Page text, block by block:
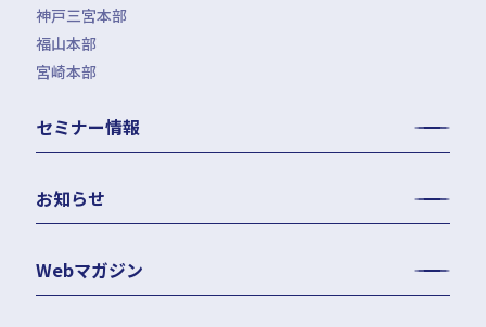
神戸三宮本部
福山本部
宮崎本部
セミナー情報
お知らせ
Webマガジン